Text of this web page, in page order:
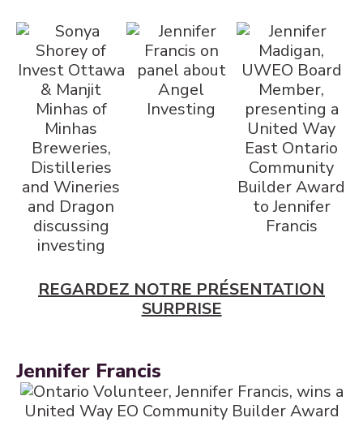
REGARDEZ NOTRE PRÉSENTATION
SURPRISE
Jennifer Francis